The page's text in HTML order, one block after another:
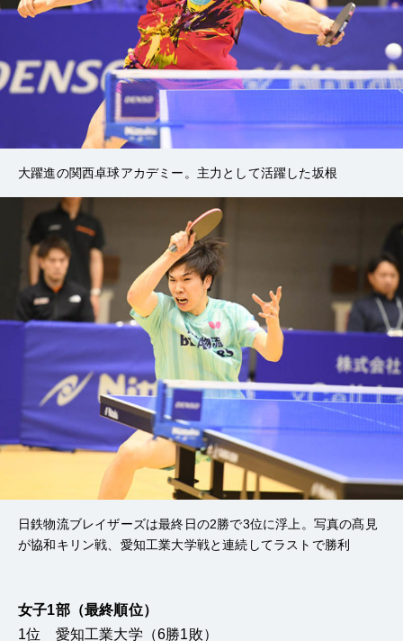
大躍進の関西卓球アカデミー。主力として活躍した坂根
日鉄物流ブレイザーズは最終日の2勝で3位に浮上。写真の髙見
が協和キリン戦、愛知工業大学戦と連続してラストで勝利
女子1部（最終順位）
1位 愛知工業大学（6勝1敗）